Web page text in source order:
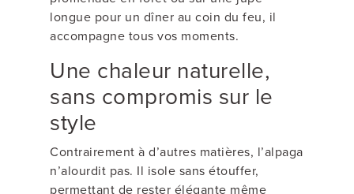
longue pour un dîner au coin du feu, il
accompagne tous vos moments.
Une chaleur naturelle,
sans compromis sur le
style
Contrairement à d’autres matières, l’alpaga
n’alourdit pas. Il isole sans étouffer,
permettant de rester élégante même